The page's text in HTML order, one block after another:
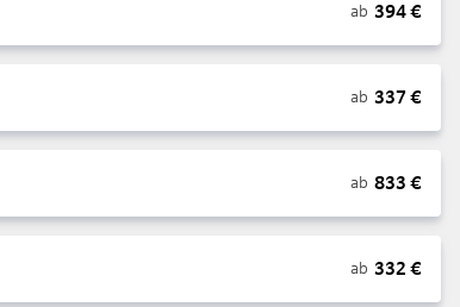
ab 394€
ab 337 €
ab 833 €
ab 332 €